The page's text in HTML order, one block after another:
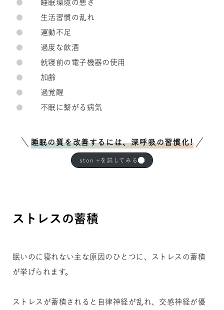
睡眠環境の悪さ
生活習慣の乱れ
運動不足
過度な飲酒
就寝前の電子機器の使用
加齢
過覚醒
不眠に繋がる病気
睡眠の質を改善するには、深呼吸の習慣化!
ston +を試してみる
ストレスの蓄積
眠いのに寝れない主な原因のひとつに、ストレスの蓄積
が挙げられます。
ストレスが蓄積されると自律神経が乱れ、交感神経が優